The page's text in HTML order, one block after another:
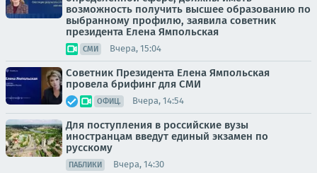
возможность получить высшее образованию по
выбранному профилю, заявила советник
президента Елена Ямпольская
СМИ Вчера, 15:04
Советник Президента Елена Ямпольская
провела брифинг для СМИ
ОФИЦ. Вчера, 14:54
Для поступления в российские вузы
иностранцам введут единый экзамен по
русскому
ПАБЛИКИ Вчера, 14:30